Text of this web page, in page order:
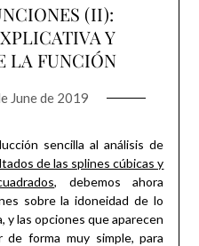
(II):
Y
LA FUNCIÓN
June de 2019
sencilla al análisis de
de las splines cúbicas y
debemos ahora
sobre la idoneidad de lo
y las opciones que aparecen
de forma muy simple, para